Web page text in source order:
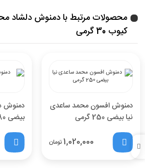
محصولات مرتبط با دمنوش دلشاد
کیوب 30 گرمی
دمنوش افسون محمد ساعدی
نیا بیضی 250 گرمی
1,020,000تومان
دمنوش
بیضی 180 گرمی